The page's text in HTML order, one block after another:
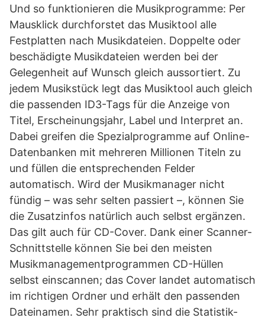
Und so funktionieren die Musikprogramme: Per
Mausklick durchforstet das Musiktool alle
Festplatten nach Musikdateien. Doppelte oder
beschädigte Musikdateien werden bei der
Gelegenheit auf Wunsch gleich aussortiert. Zu
jedem Musikstück legt das Musiktool auch gleich
die passenden ID3-Tags für die Anzeige von
Titel, Erscheinungsjahr, Label und Interpret an.
Dabei greifen die Spezialprogramme auf Online-
Datenbanken mit mehreren Millionen Titeln zu
und füllen die entsprechenden Felder
automatisch. Wird der Musikmanager nicht
fündig – was sehr selten passiert –, können Sie
die Zusatzinfos natürlich auch selbst ergänzen.
Das gilt auch für CD-Cover. Dank einer Scanner-
Schnittstelle können Sie bei den meisten
Musikmanagementprogrammen CD-Hüllen
selbst einscannen; das Cover landet automatisch
im richtigen Ordner und erhält den passenden
Dateinamen. Sehr praktisch sind die Statistik-